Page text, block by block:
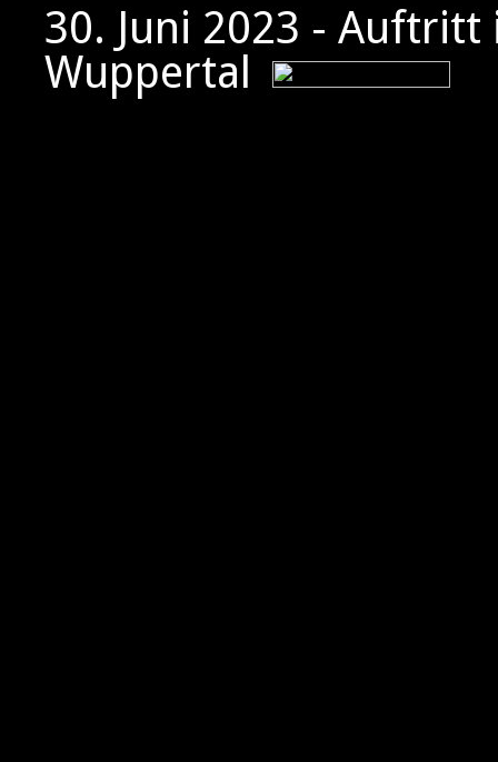
30. Juni 2023 -
Wuppertal